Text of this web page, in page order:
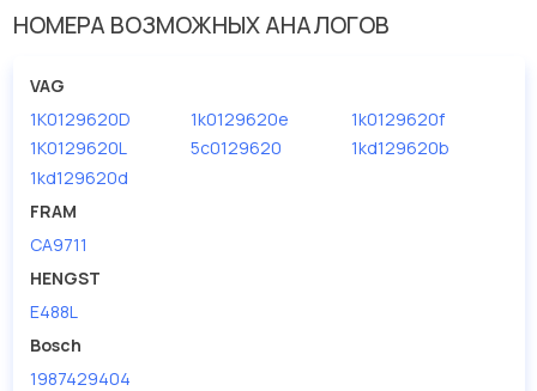
НОМЕРА ВОЗМОЖНЫХ АНАЛОГОВ
VAG
1K0129620D
1k0129620e
1k0129620f
1K0129620L
5c0129620
1kd129620b
1kd129620d
FRAM
CA9711
HENGST
E488L
Bosch
1987429404